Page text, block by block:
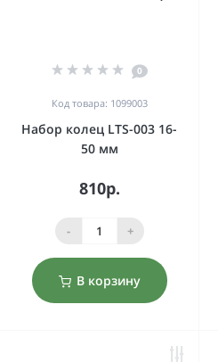
0
Код товара: 1099003
Набор колец LTS-003 16-
50 мм
810р.
- +
В корзину